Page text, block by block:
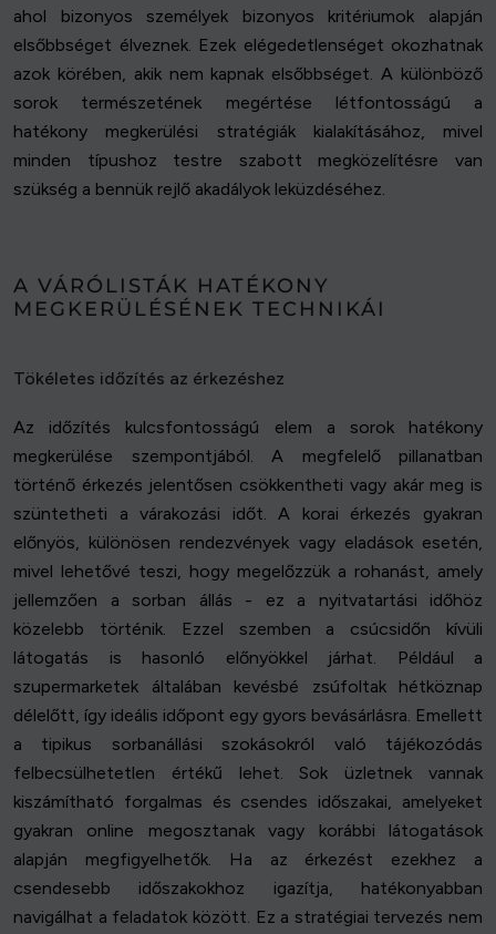
ahol bizonyos személyek bizonyos kritériumok alapján
elsőbbséget élveznek. Ezek elégedetlenséget okozhatnak
azok körében, akik nem kapnak elsőbbséget. A különböző
sorok természetének megértése létfontosságú a
hatékony megkerülési stratégiák kialakításához, mivel
minden típushoz testre szabott megközelítésre van
szükség a bennük rejlő akadályok leküzdéséhez.
A VÁRÓLISTÁK HATÉKONY
MEGKERÜLÉSÉNEK TECHNIKÁI
Tökéletes időzítés az érkezéshez
Az időzítés kulcsfontosságú elem a sorok hatékony
megkerülése szempontjából. A megfelelő pillanatban
történő érkezés jelentősen csökkentheti vagy akár meg is
szüntetheti a várakozási időt. A korai érkezés gyakran
előnyös, különösen rendezvények vagy eladások esetén,
mivel lehetővé teszi, hogy megelőzzük a rohanást, amely
jellemzően a sorban állás - ez a nyitvatartási időhöz
közelebb történik. Ezzel szemben a csúcsidőn kívüli
látogatás is hasonló előnyökkel járhat. Például a
szupermarketek általában kevésbé zsúfoltak hétköznap
délelőtt, így ideális időpont egy gyors bevásárlásra. Emellett
a tipikus sorbanállási szokásokról való tájékozódás
felbecsülhetetlen értékű lehet. Sok üzletnek vannak
kiszámítható forgalmas és csendes időszakai, amelyeket
gyakran online megosztanak vagy korábbi látogatások
alapján megfigyelhetők. Ha az érkezést ezekhez a
csendesebb időszakokhoz igazítja, hatékonyabban
navigálhat a feladatok között. Ez a stratégiai tervezés nem